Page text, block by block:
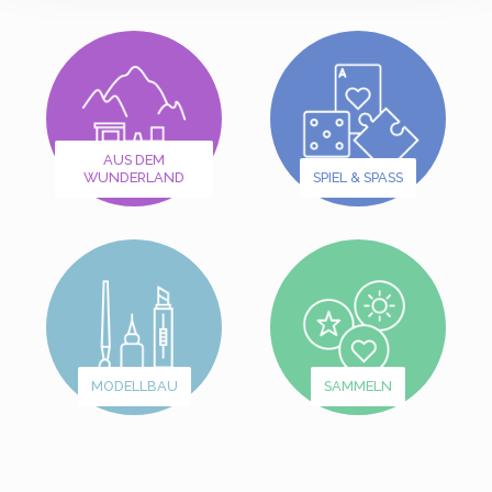
AUS DEM
WUNDERLAND
SPIEL & SPASS
MODELLBAU SAMMELN